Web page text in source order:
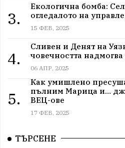
3.
Екологична бомба:
огледалото на
15 ФЕВ, 2025
4.
Сливен и Денят на
човечността
06 АПР, 2025
5.
Как умишлено
пълним Марица и…
ВЕЦ-ове
17 ФЕВ, 2025
ТЪРСЕНЕ